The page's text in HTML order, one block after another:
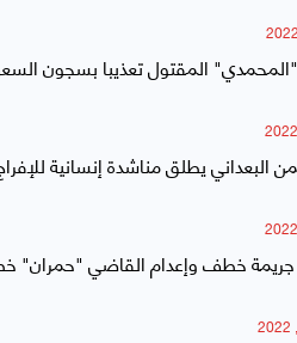
المقتول تعذيبا بسجون
البعداني يطلق مناشدة إنسانية
جريمة خطف وإعدام القاضي "حمران"